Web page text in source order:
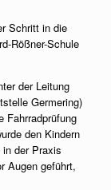
Schritt in die
Rößner-Schule
der Leitung
Germering)
Fahrradprüfung
den Kindern
der Praxis
Augen geführt,